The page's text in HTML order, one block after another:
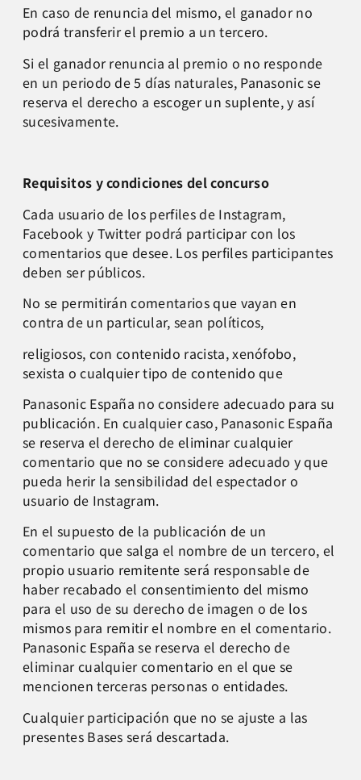
En caso de renuncia del mismo, el ganador no
podrá transferir el premio a un tercero.
Si el ganador renuncia al premio o no responde
en un periodo de 5 días naturales, Panasonic se
reserva el derecho a escoger un suplente, y así
sucesivamente.
Requisitos y condiciones del concurso
Cada usuario de los perfiles de Instagram,
Facebook y Twitter podrá participar con los
comentarios que desee. Los perfiles participantes
deben ser públicos.
No se permitirán comentarios que vayan en
contra de un particular, sean políticos,
religiosos, con contenido racista, xenófobo,
sexista o cualquier tipo de contenido que
Panasonic España no considere adecuado para su
publicación. En cualquier caso, Panasonic España
se reserva el derecho de eliminar cualquier
comentario que no se considere adecuado y que
pueda herir la sensibilidad del espectador o
usuario de Instagram.
En el supuesto de la publicación de un
comentario que salga el nombre de un tercero, el
propio usuario remitente será responsable de
haber recabado el consentimiento del mismo
para el uso de su derecho de imagen o de los
mismos para remitir el nombre en el comentario.
Panasonic España se reserva el derecho de
eliminar cualquier comentario en el que se
mencionen terceras personas o entidades.
Cualquier participación que no se ajuste a las
presentes Bases será descartada.